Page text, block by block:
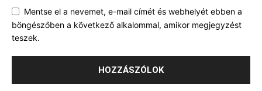
Mentse el a nevemet, e-mail címét és webhelyét ebben a
böngészőben a következő alkalommal, amikor megjegyzést
teszek.